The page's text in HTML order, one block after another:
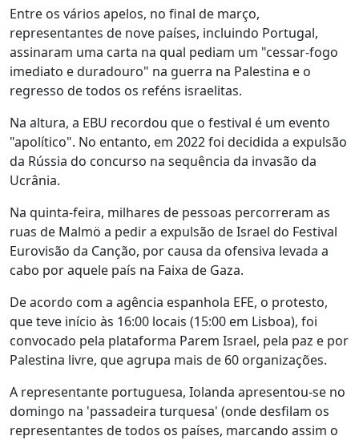
Entre os vários apelos, no final de março,
representantes de nove países, incluindo Portugal,
assinaram uma carta na qual pediam um "cessar-fogo
imediato e duradouro" na guerra na Palestina e o
regresso de todos os reféns israelitas.
Na altura, a EBU recordou que o festival é um evento
"apolítico". No entanto, em 2022 foi decidida a expulsão
da Rússia do concurso na sequência da invasão da
Ucrânia.
Na quinta-feira, milhares de pessoas percorreram as
ruas de Malmö a pedir a expulsão de Israel do Festival
Eurovisão da Canção, por causa da ofensiva levada a
cabo por aquele país na Faixa de Gaza.
De acordo com a agência espanhola EFE, o protesto,
que teve início às 16:00 locais (15:00 em Lisboa), foi
convocado pela plataforma Parem Israel, pela paz e por
Palestina livre, que agrupa mais de 60 organizações.
A representante portuguesa, Iolanda apresentou-se no
domingo na 'passadeira turquesa' (onde desfilam os
representantes de todos os países, marcando assim o